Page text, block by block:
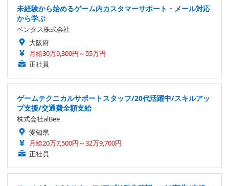
未経験から始めるゲーム内カスタマーサポート・メール対応
から学ぶ
ベンタス株式会社
大阪府
月給30万9,300円～55万円
正社員
ゲームテクニカルサポートスタッフ/20代活躍中/スキルアッ
プ支援/交通費全額支給
株式会社alBee
愛知県
月給20万7,500円～32万9,700円
正社員